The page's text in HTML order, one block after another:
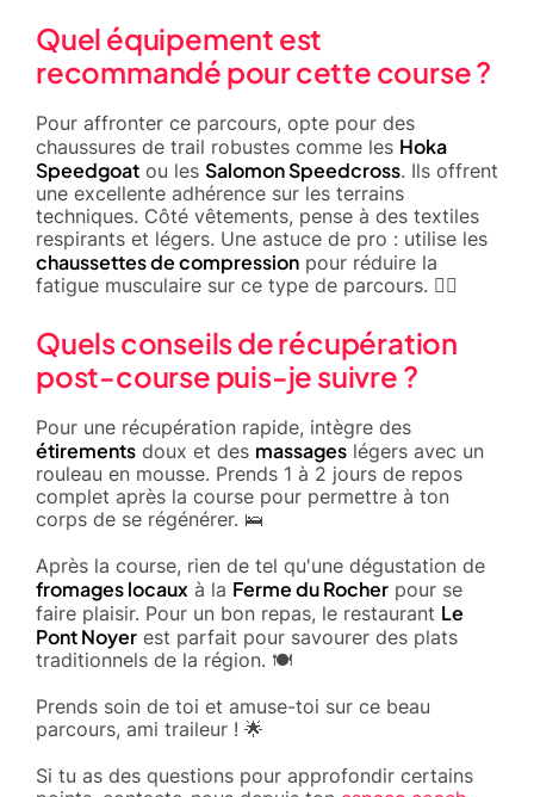
Quel équipement est
recommandé pour cette course ?
Pour affronter ce parcours, opte pour des
chaussures de trail robustes comme les Hoka
Speedgoat ou les Salomon Speedcross. Ils offrent
une excellente adhérence sur les terrains
techniques. Côté vêtements, pense à des textiles
respirants et légers. Une astuce de pro : utilise les
chaussettes de compression pour réduire la
fatigue musculaire sur ce type de parcours. 🏃‍♂️
Quels conseils de récupération
post-course puis-je suivre ?
Pour une récupération rapide, intègre des
étirements doux et des massages légers avec un
rouleau en mousse. Prends 1 à 2 jours de repos
complet après la course pour permettre à ton
corps de se régénérer. 🛌
Après la course, rien de tel qu'une dégustation de
fromages locaux à la Ferme du Rocher pour se
faire plaisir. Pour un bon repas, le restaurant Le
Pont Noyer est parfait pour savourer des plats
traditionnels de la région. 🍽️
Prends soin de toi et amuse-toi sur ce beau
parcours, ami traileur ! 🌟
Si tu as des questions pour approfondir certains